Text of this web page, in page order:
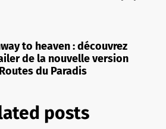
to heaven : découvrez
de la nouvelle version
du Paradis
posts